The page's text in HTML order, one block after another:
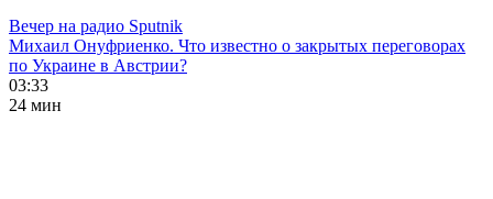
Вечер на радио Sputnik
Михаил Онуфриенко. Что известно о закрытых переговорах
по Украине в Австрии?
03:33
24 мин